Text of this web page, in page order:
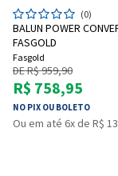
(0)
BALUN POWER
FASGOLD
Fasgold
DE R$ 959,90
R$ 758,95
NO PIX OU BOLETO
Ou em até 6x de R$